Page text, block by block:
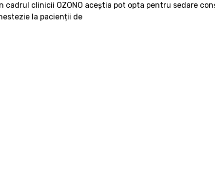
cadrul clinicii OZONO aceștia pot opta pentru sedare
la pacienții de